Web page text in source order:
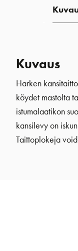
Kuvaus
Harken
köydet mastolta
istumalaatikon
kansilevy on
Taittoplokeja